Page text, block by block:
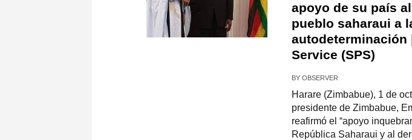
apoyo de su país
pueblo saharaui a
autodeterminación
Service (SPS)
BY OBSERVER
Harare (Zimbabue), 1 de
presidente de Zimbabue,
reafirmó el “apoyo
República Saharaui y al